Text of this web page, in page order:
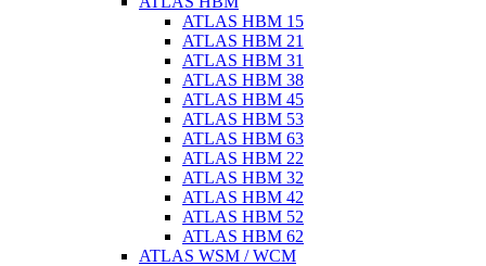
ATLAS HBM 15
ATLAS HBM 21
ATLAS HBM 31
ATLAS HBM 38
ATLAS HBM 45
ATLAS HBM 53
ATLAS HBM 63
ATLAS HBM 22
ATLAS HBM 32
ATLAS HBM 42
ATLAS HBM 52
ATLAS HBM 62
ATLAS WSM / WCM